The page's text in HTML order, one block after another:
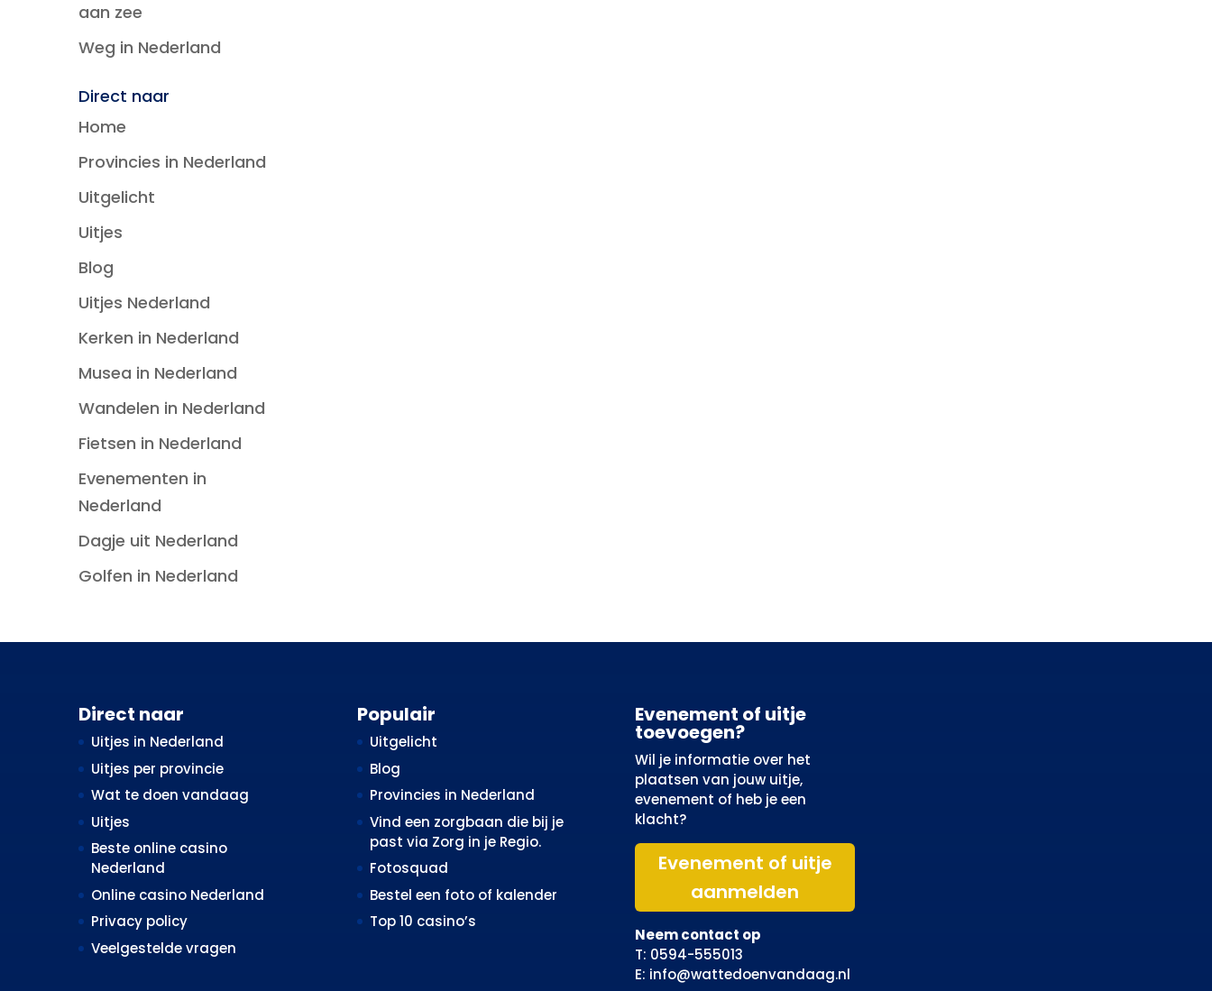
aan zee
Weg in Nederland
Direct naar
Home
Provincies in Nederland
Uitgelicht
Uitjes
Blog
Uitjes Nederland
Kerken in Nederland
Musea in Nederland
Wandelen in Nederland
Fietsen in Nederland
Evenementen in
Nederland
Dagje uit Nederland
Golfen in Nederland
Direct naar
Uitjes in Nederland
Uitjes per provincie
Wat te doen vandaag
Uitjes
Beste online casino
Nederland
Online casino Nederland
Privacy policy
Veelgestelde vragen
Populair
Uitgelicht
Blog
Provincies in Nederland
Vind een zorgbaan die bij je
past via Zorg in je Regio.
Fotosquad
Bestel een foto of kalender
Top 10 casino’s
Evenement of uitje
toevoegen?
Wil je informatie over het
plaatsen van jouw uitje,
evenement of heb je een
klacht?
Evenement of uitje
aanmelden
Neem contact op
T: 0594-555013
E: info@wattedoenvandaag.nl